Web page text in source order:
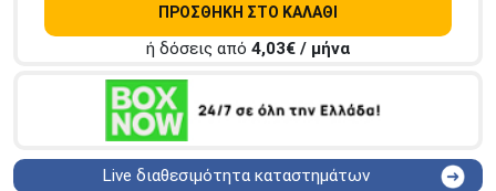
ΠΡΟΣΘΗΚΗ ΣΤΟ ΚΑΛΑΘΙ
ή δόσεις από 4,03€ / μήνα
Live διαθεσιμότητα καταστημάτων